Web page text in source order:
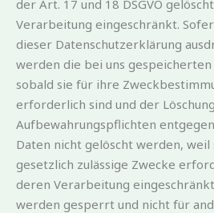
der Art. 17 und 18 DSGVO
Verarbeitung eingeschränkt.
dieser Datenschutzerklärung
werden die bei uns
sobald sie für ihre
erforderlich sind und der
Aufbewahrungspflichten
Daten nicht gelöscht werden,
gesetzlich zulässige Zwecke
deren Verarbeitung
werden gesperrt und nicht für